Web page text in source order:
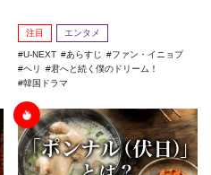
注目 エンタメ
U-NEXT あらすじ
ファン・イニョプ
ヘリ
君へと続く僕のドリーム！
韓国ドラマ